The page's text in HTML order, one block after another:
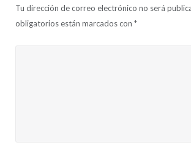
Tu dirección de correo electrónico no será
obligatorios están marcados con *